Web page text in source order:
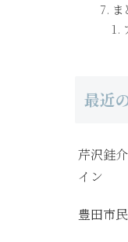
ま
最近
芹沢銈
イン
豊田市